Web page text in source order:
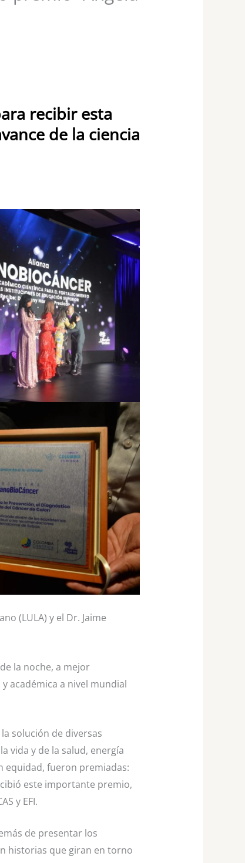
recibir esta
de la ciencia
(LULA) y el Dr. Jaime
la noche, a mejor
académica a nivel mundial
solución de diversas
vida y de la salud, energía
equidad, fueron premiadas:
este importante premio,
y EFI.
de presentar los
historias que giran en torno